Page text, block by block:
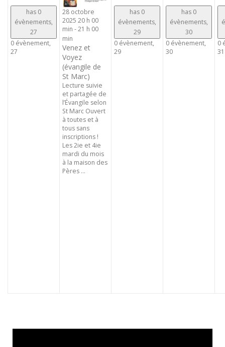
has 0
évènements,
27
0 évènement,
27
28 octobre
2025 20 h 00
min -21 h 00
min
Venez et
Voyez
(évangile de
St Marc)
Lecture suivie
et partagée de
l’Évangile selon
St Marc Ouvert
à toutes et à
tous sans
inscriptions !
Les 2ie et 4ie
mardi du mois
à la maison des
Pères ...
has 0
évènements,
29
0 évènement,
29
has 0
évènements,
30
0 évènement,
30
0
31